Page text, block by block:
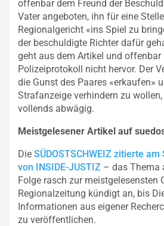
offenbar dem Freund der
Vater angeboten, ihn für eine
Regionalgericht «ins Spiel zu
der beschuldigte Richter dafür
geht aus dem Artikel und offenbar
Polizeiprotokoll nicht hervor. Der
die Gunst des Paares «erkaufen»
Strafanzeige verhindern zu
vollends abwägig.
Meistgelesener Artikel auf
Die SÜDOSTSCHWEIZ zitierte
von INSIDE-JUSTIZ – das Thema
Folge rasch zur meistgelesensten
Regionalzeitung kündigt an, bis
Informationen aus eigener
zu veröffentlichen.